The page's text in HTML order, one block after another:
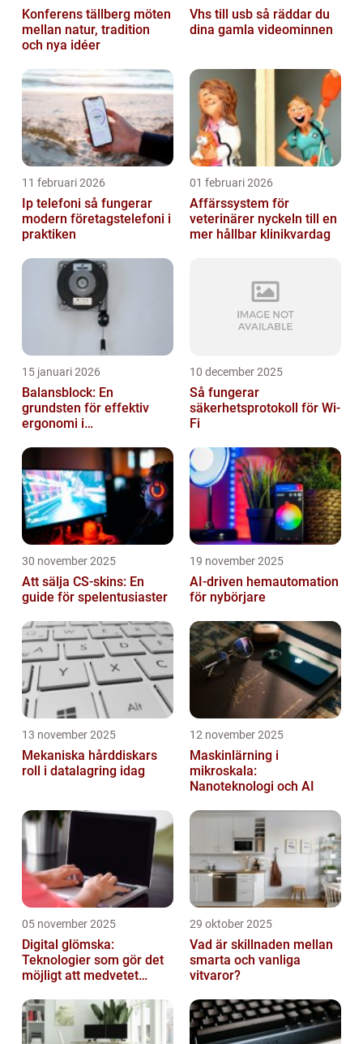
Konferens tällberg möten
mellan natur, tradition
och nya idéer
Vhs till usb så räddar du
dina gamla videominnen
11 februari 2026
Ip telefoni så fungerar
modern företagstelefoni i
praktiken
01 februari 2026
Affärssystem för
veterinärer nyckeln till en
mer hållbar klinikvardag
15 januari 2026
Balansblock: En
grundsten för effektiv
ergonomi i
10 december 2025
Så fungerar
säkerhetsprotokoll för Wi-
Fi
30 november 2025
Att sälja CS-skins: En
guide för spelentusiaster
19 november 2025
AI-driven hemautomation
för nybörjare
13 november 2025
Mekaniska hårddiskars
roll i datalagring idag
12 november 2025
Maskinlärning i
mikroskala:
Nanoteknologi och AI
05 november 2025
Digital glömska:
Teknologier som gör det
möjligt att medvetet
29 oktober 2025
Vad är skillnaden mellan
smarta och vanliga
vitvaror?